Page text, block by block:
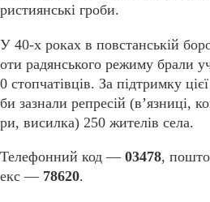
ристиянські гроби.
У 40-х роках в повстанській
оти радянського режиму брали
0 стопчатівців. За підтримку
би зазнали репресій (в’язниці,
ри, висилка) 250 жителів села.
Телефонний код — 03478,
екс — 78620.